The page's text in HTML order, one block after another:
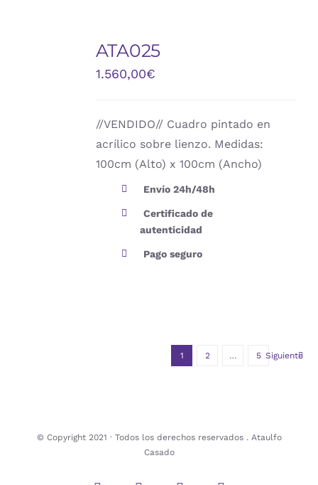
ATA025
1.560,00€
//VENDIDO// Cuadro pintado en
acrílico sobre lienzo. Medidas:
100cm (Alto) x 100cm (Ancho)
Envío 24h/48h
Certificado de
autenticidad
Pago seguro
1 2 … 5 Siguiente
© Copyright 2021 · Todos los derechos reservados . Ataulfo
Casado